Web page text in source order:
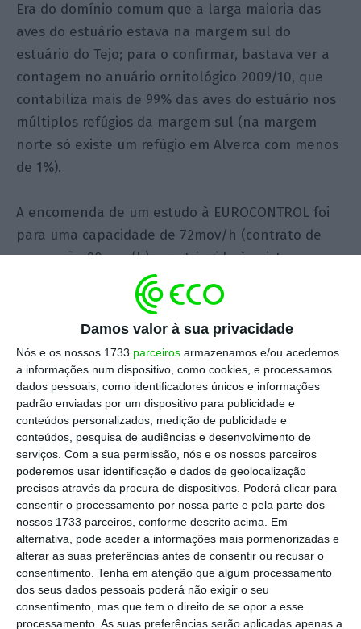
Damos valor à sua privacidade
Nós e os nossos 1733 parceiros armazenamos e/ou acedemos
a informações num dispositivo, como cookies, e processamos
dados pessoais, como identificadores únicos e informações
padrão enviadas por um dispositivo para publicidade e
conteúdos personalizados, medição de publicidade e
conteúdos, pesquisa de audiências e desenvolvimento de
serviços. Com a sua permissão, nós e os nossos parceiros
poderemos usar identificação e dados de geolocalização
precisos através da procura de dispositivos. Poderá clicar para
consentir o processamento por nossa parte e pela parte dos
nossos 1733 parceiros, conforme descrito acima. Em
alternativa, pode aceder a informações mais pormenorizadas e
alterar as suas preferências antes de consentir ou recusar o
consentimento. Tenha em atenção que algum processamento
dos seus dados pessoais poderá não exigir o seu
consentimento, mas que tem o direito de se opor a esse
processamento. As suas preferências serão aplicadas apenas a
Era do domínio comum que a larga maioria das
aves do estuário estava na margem sul do
estuário do Tejo; para o confirmar, bastava ver a
contagem no anuário ornitológico 2009/10, que
contabiliza mais de 99% das aves do estuário nos
múltiplos refúgios da margem sul (na margem
norte só existe um refúgio em Alverca com menos
de 1%).
A encomenda de um estudo à EUROCONTROL foi
para uma capacidade de 72mov/h (contrato de
concessão 90mov/h) e restringida às pistas
existentes nas três Bases Aéreas, já analisadas no
passado, e todas convergentes com a pista
principal da Portela.
As desconformidades processuais foram gritantes:
só foi entregue o Estudo de Impacte Ambiental
(EIA) de 25% da solução VINCI, nenhuma das
principais especificações técnicas mínimas do
contratual anexo 16 era atendida (sistema de
pistas, conexão à rede ferroviária, …), passava-se
um pano sobre a transferência do vizinho polo
químico (ao contrário de Frankfurt) e até parecia
que o reflexo das alterações climáticas na
infraestrutura Portela e Montijo era coisa para
daqui a cem anos.